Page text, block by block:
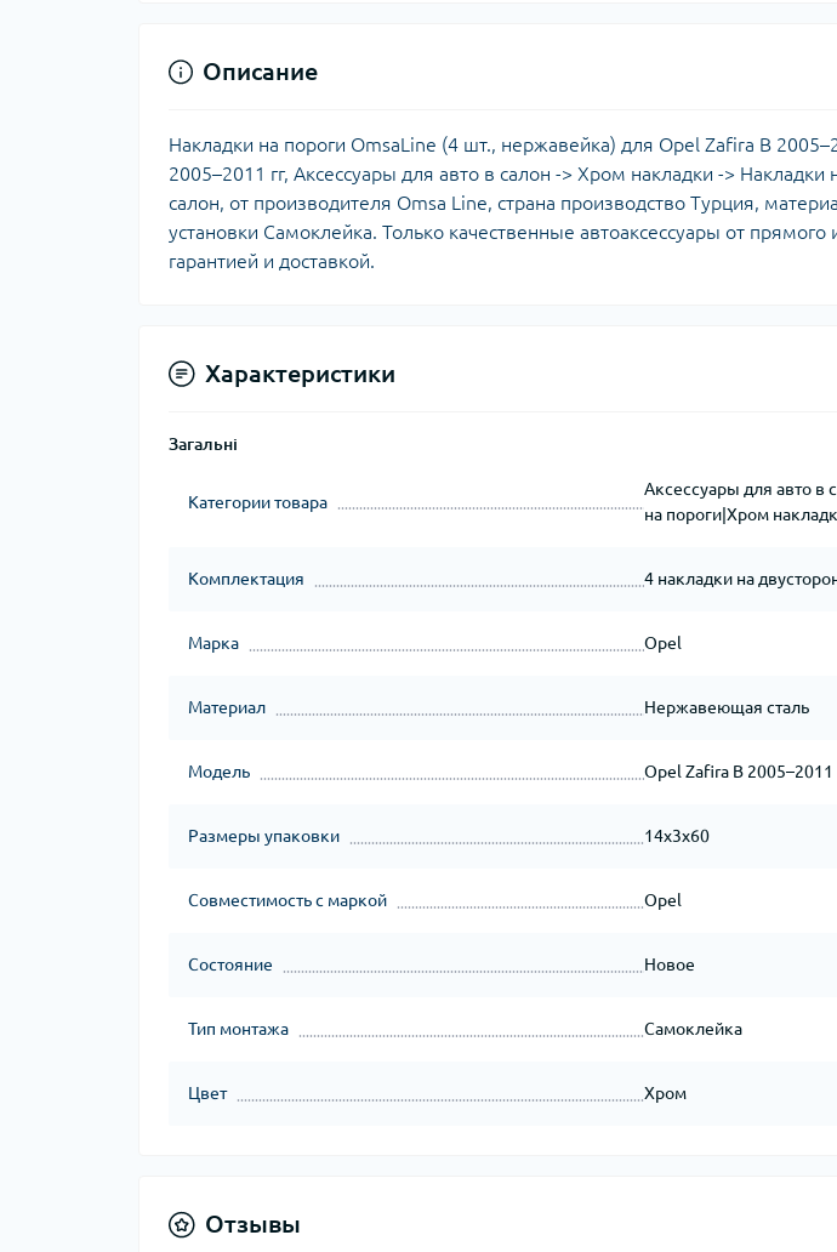
Описание
Накладки на пороги OmsaLine (4 шт., нержавейка) для Opel Zafira B
2005–2011 гг, Аксессуары для авто в салон -> Хром накладки ->
салон, от производителя Omsa Line, страна производство Турция,
установки Самоклейка. Только качественные автоаксессуары от
гарантией и доставкой.
Характеристики
Загальні
Категории товара
Аксессуары для авто в
на пороги|Хром
Комплектация 4 накладки на
Марка Opel
Материал Нержавеющая сталь
Модель Opel Zafira B 2005–2011
Размеры упаковки 14x3x60
Совместимость с маркой Opel
Состояние Новое
Тип монтажа Самоклейка
Цвет Хром
Отзывы